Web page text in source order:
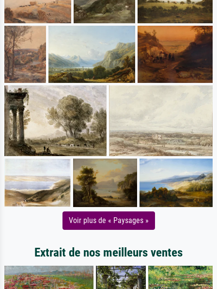
Voir plus de « Paysages »
Extrait de nos meilleurs ventes